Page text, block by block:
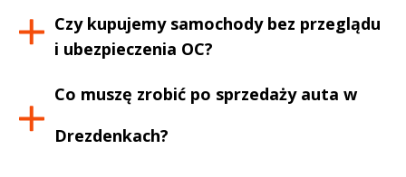
Czy kupujemy samochody bez przeglądu
i ubezpieczenia OC?
Co muszę zrobić po sprzedaży auta w
Drezdenkach?